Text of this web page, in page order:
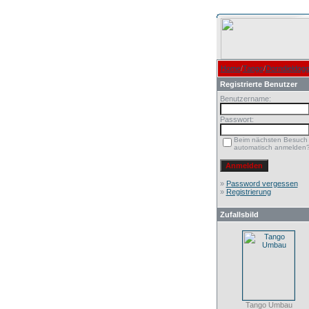
Home/Tango/
Registrierte Benutzer
Benutzername:
Passwort:
Beim nächsten Besuch
automatisch anmelden?
» Password vergessen
» Registrierung
Zufallsbild
Tango Umbau